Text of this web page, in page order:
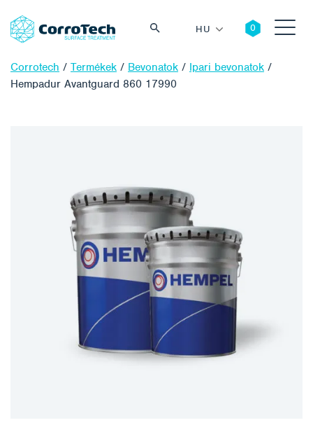
HU
Corrotech / Termékek / Bevonatok / Ipari bevonatok /
Hempadur Avantguard 860 17990